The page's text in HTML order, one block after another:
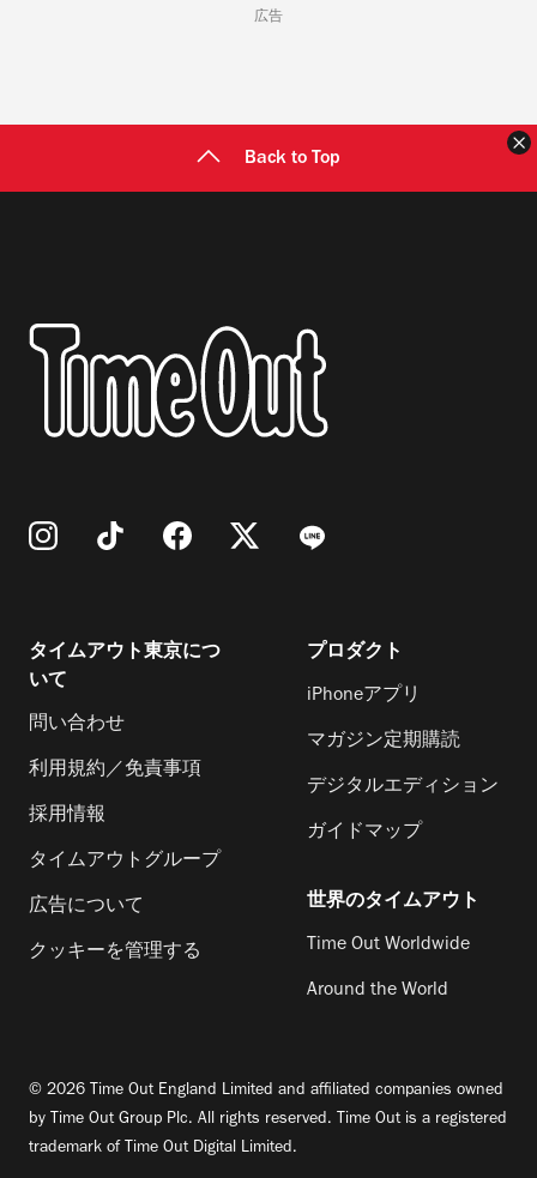
広告
Back to Top
タイムアウト東京につ
いて
問い合わせ
利用規約／免責事項
採用情報
タイムアウトグループ
広告について
クッキーを管理する
プロダクト
iPhoneアプリ
マガジン定期購読
デジタルエディション
ガイドマップ
世界のタイムアウト
Time Out Worldwide
Around the World
© 2026 Time Out England Limited and affiliated companies owned
by Time Out Group Plc. All rights reserved. Time Out is a registered
trademark of Time Out Digital Limited.